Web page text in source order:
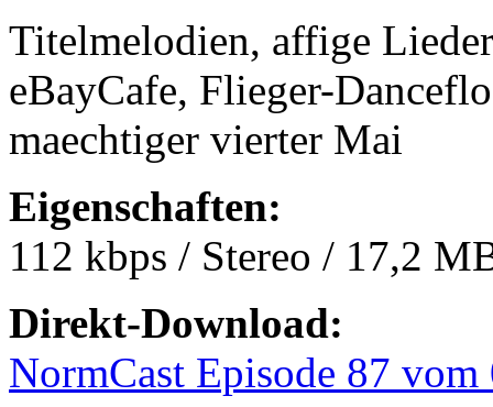
Titelmelodien, affige
eBayCafe, Flieger-
maechtiger vierter Mai
Eigenschaften:
112 kbps / Stereo / 17,2
Direkt-Download:
NormCast Episode 87